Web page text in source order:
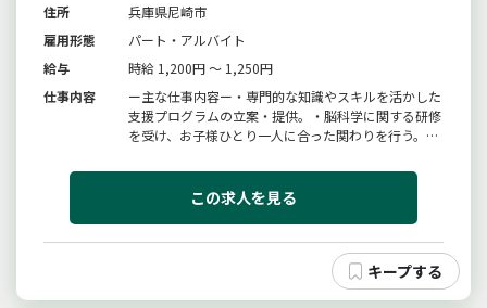
住所
兵庫県尼崎市
雇用形態
パート・アルバイト
給与
時給 1,200円 ～ 1,250円
仕事内容
ー主な仕事内容ー・専門的な知識やスキルを活かした
支援プログラムの立案・提供。・脳科学に関する研修
を受け、お子様ひとり一人に合った関わりを行う。・
を組む。・保護者やお子様が通う園との連携を行
う。・ご家庭での関わりについて保護者にアドバイス
この求人を見る